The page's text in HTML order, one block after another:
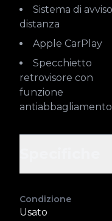
Sistema di avviso di
distanza
Apple CarPlay
Specchietto
retrovisore con
funzione
antiabbagliamento
Condizione
Usato